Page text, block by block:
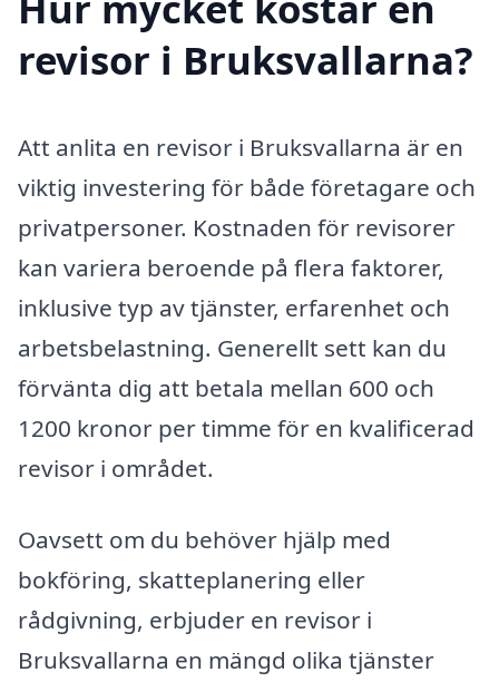
revisor i Bruksvallarna?
Att anlita en revisor i Bruksvallarna är en
viktig investering för både företagare och
privatpersoner. Kostnaden för revisorer
kan variera beroende på flera faktorer,
inklusive typ av tjänster, erfarenhet och
arbetsbelastning. Generellt sett kan du
förvänta dig att betala mellan 600 och
1200 kronor per timme för en kvalificerad
revisor i området.
Oavsett om du behöver hjälp med
bokföring, skatteplanering eller
rådgivning, erbjuder en revisor i
Bruksvallarna en mängd olika tjänster